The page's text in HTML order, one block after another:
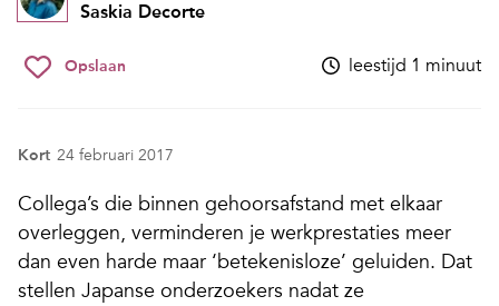
Saskia Decorte
Opslaan leestijd 1 minuut
Kort 24 februari 2017
Collega’s die binnen gehoorsafstand met elkaar
overleggen, verminderen je werkprestaties meer
dan even harde maar ‘betekenisloze’ geluiden. Dat
stellen Japanse onderzoekers nadat ze